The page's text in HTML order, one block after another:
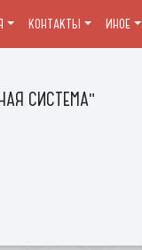
СИСТЕМА"
КОНТАКТЫ ИНОЕ